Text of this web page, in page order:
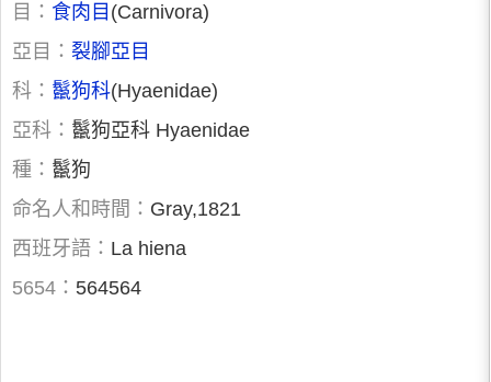
目： 食肉目 (Carnivora)
亞目： 裂腳亞目
科： 鬣狗科(Hyaenidae)
亞科： 鬣狗亞科 Hyaenidae
種： 鬣狗
命名人和時間： Gray,1821
西班牙語： La hiena
5654： 564564